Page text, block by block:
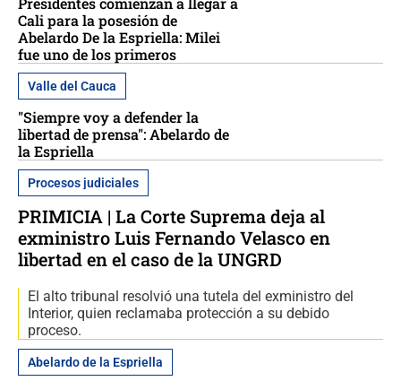
Cali para la posesión de
Abelardo De la Espriella: Milei
fue uno de los primeros
Valle del Cauca
"Siempre voy a defender la
libertad de prensa": Abelardo de
la Espriella
Procesos judiciales
PRIMICIA | La Corte Suprema deja al
exministro Luis Fernando Velasco en
libertad en el caso de la UNGRD
El alto tribunal resolvió una tutela del exministro del
Interior, quien reclamaba protección a su debido
proceso.
Abelardo de la Espriella